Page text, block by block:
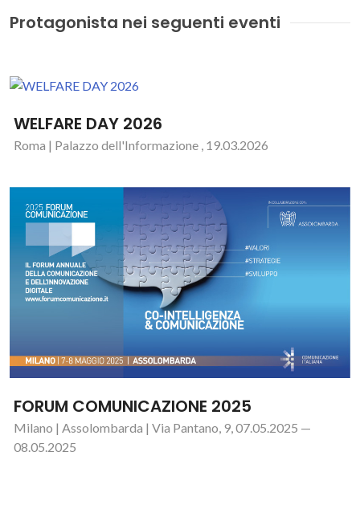
Protagonista nei seguenti eventi
WELFARE DAY 2026
Roma | Palazzo dell'Informazione , 19.03.2026
FORUM COMUNICAZIONE 2025
Milano | Assolombarda | Via Pantano, 9, 07.05.2025 —
08.05.2025